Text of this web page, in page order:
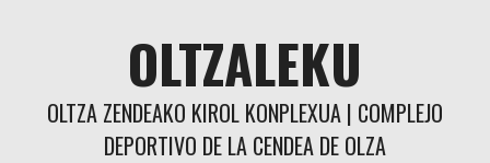
OLTZALEKU
OLTZA ZENDEAKO KIROL KONPLEXUA | COMPLEJO
DEPORTIVO DE LA CENDEA DE OLZA